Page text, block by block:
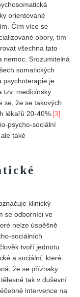
orientované
Čím více se
obory, tím
všechna tato
nemoc. Srozumitelná
somatických
psychoterapie je
tzv. medicínsky
se, že se takových
lékařů 20-40%. [3]
psycho-sociální
také
klinický
se odborníci ve
nelze úspěšně
sociálních
tvoří jednotu
a sociální, které
že se příznaky
tak v duševní
intervence na